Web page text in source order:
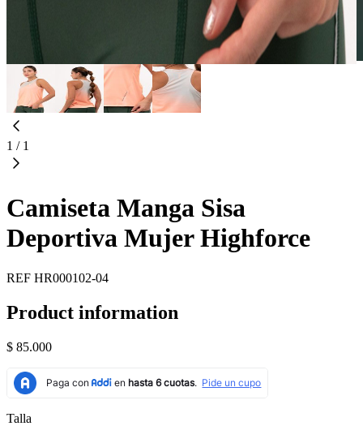
1 / 1
Camiseta Manga Sisa
Deportiva Mujer Highforce
REF HR000102-04
Product information
$ 85.000
Talla